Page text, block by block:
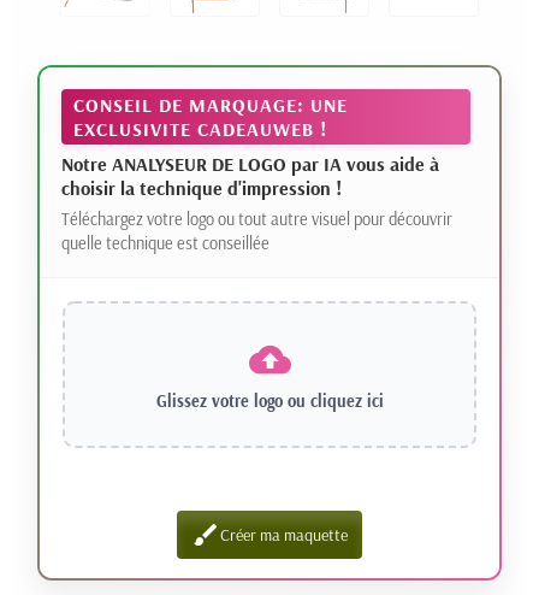
CONSEIL DE MARQUAGE: UNE
EXCLUSIVITE CADEAUWEB !
Notre ANALYSEUR DE LOGO par IA vous aide à
choisir la technique d'impression !
Téléchargez votre logo ou tout autre visuel pour découvrir
quelle technique est conseillée
Glissez votre logo ou cliquez ici
brushCréer ma maquette